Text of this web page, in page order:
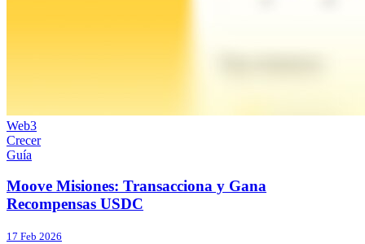
Web3
Crecer
Guía
Moove Misiones: Transacciona y Gana
Recompensas USDC
17 Feb 2026